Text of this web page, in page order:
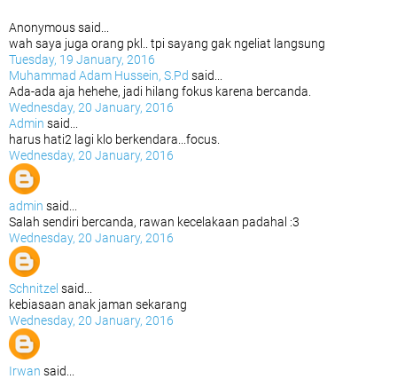
Anonymous said...
wah saya juga orang pkl.. tpi sayang gak ngeliat langsung
Tuesday, 19 January, 2016
Muhammad Adam Hussein, S.Pd said...
Ada-ada aja hehehe, jadi hilang fokus karena bercanda.
Wednesday, 20 January, 2016
Admin said...
harus hati2 lagi klo berkendara...focus.
Wednesday, 20 January, 2016
admin said...
Salah sendiri bercanda, rawan kecelakaan padahal :3
Wednesday, 20 January, 2016
Schnitzel said...
kebiasaan anak jaman sekarang
Wednesday, 20 January, 2016
Irwan said...